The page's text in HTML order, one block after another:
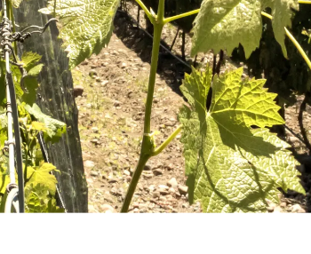
Malbec som landets signaturdruva.